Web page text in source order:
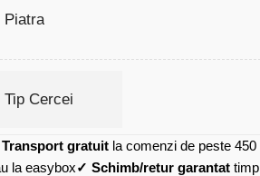
Piatra
Tip Cercei
Transport gratuit la comenzi de peste 450
la easybox✓ Schimb/retur garantat